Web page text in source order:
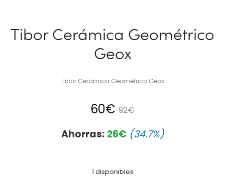
Tibor Cerámica Geométrico
Geox
Tibor Cerámica Geométrico Geox
92€
El
precio
60€
precio
Ahorras: 26€ (34.7%)
1 disponibles